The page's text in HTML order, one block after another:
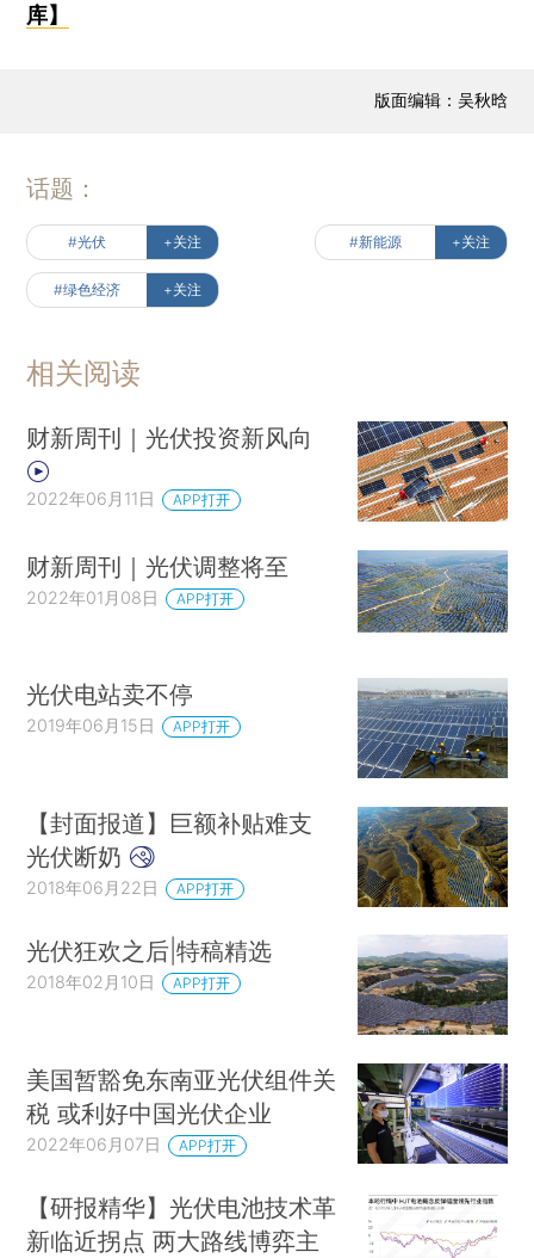
库】
版面编辑：吴秋晗
话题：
#光伏 +关注 #新能源 +关注
#绿色经济 +关注
相关阅读
财新周刊｜光伏投资新风向
2022年06月11日 APP打开
财新周刊｜光伏调整将至
2022年01月08日 APP打开
光伏电站卖不停
2019年06月15日 APP打开
【封面报道】巨额补贴难支
光伏断奶
2018年06月22日 APP打开
光伏狂欢之后|特稿精选
2018年02月10日 APP打开
美国暂豁免东南亚光伏组件关
税 或利好中国光伏企业
2022年06月07日 APP打开
【研报精华】光伏电池技术革
新临近拐点 两大路线博弈主